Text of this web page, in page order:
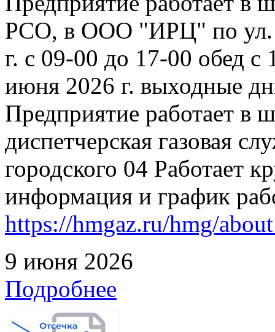
РСО, в ООО "ИРЦ" по ул.
г. с 09-00 до 17-00 обед
июня 2026 г. выходные
Предприятие работает в
диспетчерская газовая
городского 04 Работает
информация и график
https://hmgaz.ru/hmg/
9 июня 2026
Подробнее